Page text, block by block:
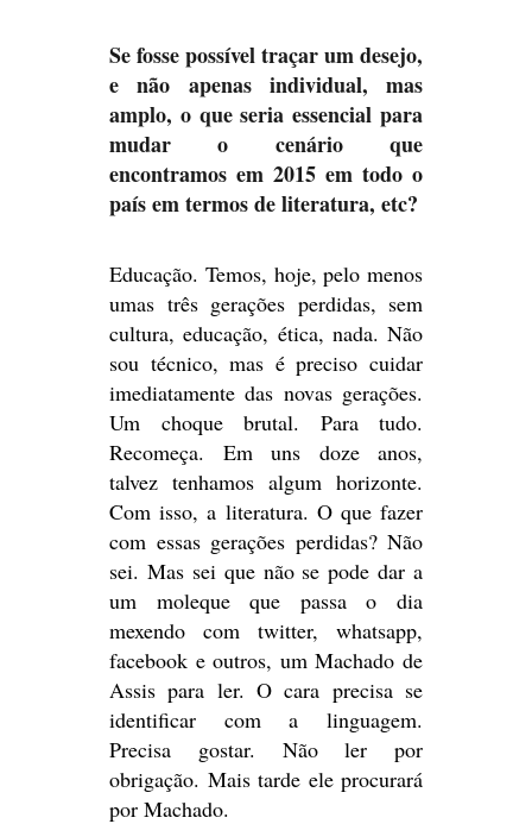
Se fosse possível traçar um desejo,
e não apenas individual, mas
amplo, o que seria essencial para
mudar o cenário que
encontramos em 2015 em todo o
país em termos de literatura, etc?
Educação. Temos, hoje, pelo menos
umas três gerações perdidas, sem
cultura, educação, ética, nada. Não
sou técnico, mas é preciso cuidar
imediatamente das novas gerações.
Um choque brutal. Para tudo.
Recomeça. Em uns doze anos,
talvez tenhamos algum horizonte.
Com isso, a literatura. O que fazer
com essas gerações perdidas? Não
sei. Mas sei que não se pode dar a
um moleque que passa o dia
mexendo com twitter, whatsapp,
facebook e outros, um Machado de
Assis para ler. O cara precisa se
identificar com a linguagem.
Precisa gostar. Não ler por
obrigação. Mais tarde ele procurará
por Machado.